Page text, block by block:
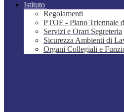
Istituto
Regolamenti
PTOF - Piano Triennale
Servizi e Orari Segreteria
Sicurezza Ambienti di
Organi Collegiali e